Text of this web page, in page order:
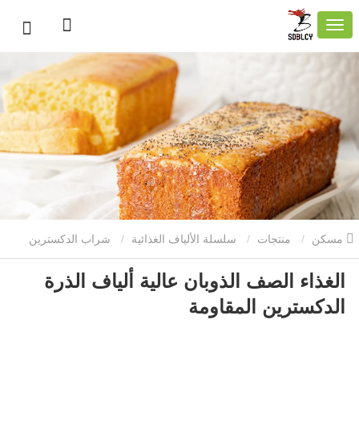
منتجات سلسلة الألياف الغذائية شراب الدكسترين
المقاوم شراب دكسترين مقاوم للذرة الغذاء الصف الذوبان عالية
ألياف الذرة الدكسترين المقاومة
الغذاء الصف الذوبان عالية ألياف الذرة
الدكسترين المقاومة